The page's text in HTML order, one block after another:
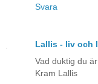
Svara
Lallis - liv och
Vad duktig du
Kram Lallis